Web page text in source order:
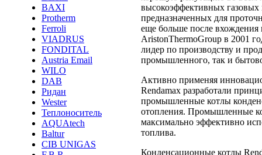
BAXI
Protherm
Ferroli
VIADRUS
FONDITAL
Austria Email
WILO
DAB
Ридан
Wester
Теплоноситель
AQUAtech
Baltur
CIB UNIGAS
высокоэффективных газовых
предназначенных для
еще больше после
AristonThermoGroup в 2001
лидер по производству и
промышленного, так и
Активно применяя
Rendamax разработали
промышленные котлы
отопления. Промышленные
максимально эффективно
топлива.
Конденсационные котлы